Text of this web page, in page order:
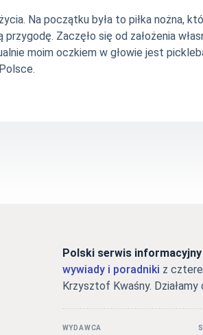
Na początku była to piłka nożna,
Zaczęło się od założenia
moim oczkiem w głowie jest
Polski serwis
wywiady i poradniki z
Krzysztof Kwaśny. Działamy
WYDAWCA